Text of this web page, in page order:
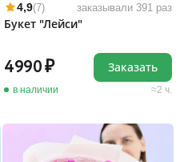
4,9(7) заказывали 391 раз
Букет "Лейси"
4990
в наличии 2 ч.
Заказать